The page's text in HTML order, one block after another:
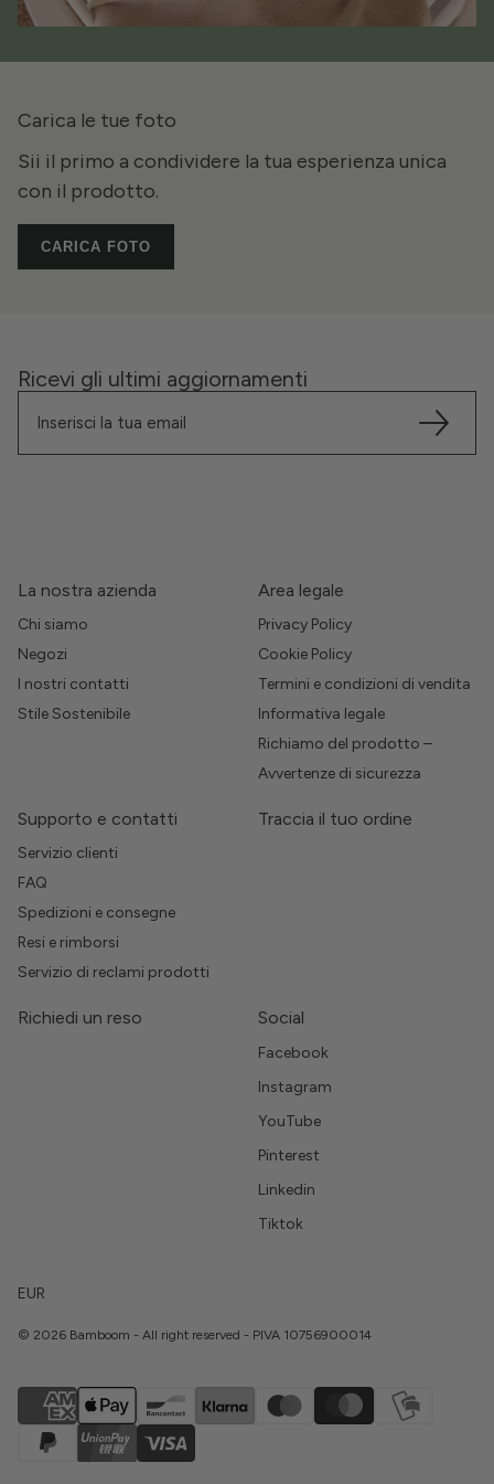
Carica le tue foto
Sii il primo a condividere la tua esperienza unica
con il prodotto.
CARICA FOTO
Ricevi gli ultimi aggiornamenti
La nostra azienda
Chi siamo
Negozi
I nostri contatti
Stile Sostenibile
Area legale
Privacy Policy
Cookie Policy
Termini e condizioni di vendita
Informativa legale
Richiamo del prodotto –
Avvertenze di sicurezza
Supporto e contatti
Servizio clienti
FAQ
Spedizioni e consegne
Resi e rimborsi
Servizio di reclami prodotti
Traccia il tuo ordine
Richiedi un reso Social
Facebook
Instagram
YouTube
Pinterest
Linkedin
Tiktok
EUR
© 2026 Bamboom - All right reserved - PIVA 10756900014